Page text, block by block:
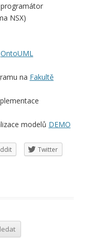
NSX)
OntoUML
na Fakultě
modelů DEMO
Twitter